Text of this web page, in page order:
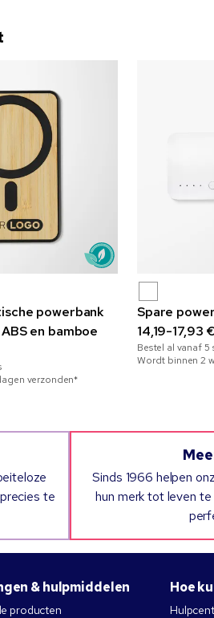
powerbank
en bamboe
verzonden*
Spare
14,19-17,93 €
Bestel al vanaf5
Wordt binnen 2
te
Sinds 1966 helpen
hun merk tot leven
& hulpmiddelen
producten
Hoe